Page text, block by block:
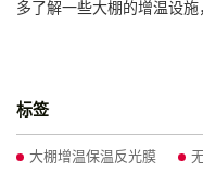
多了解一些大棚的增温设施
标签
大棚增温保温反光膜